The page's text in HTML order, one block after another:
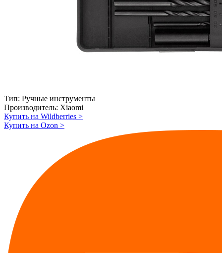
Тип: Ручные инструменты
Производитель: Xiaomi
Купить на Wildberries >
Купить на Ozon >